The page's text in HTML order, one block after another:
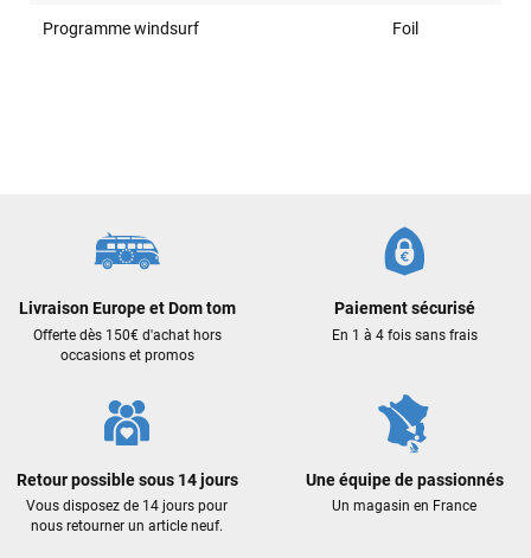
Programme windsurf Foil
Livraison Europe et Dom tom
Offerte dès 150€ d'achat hors
occasions et promos
Paiement sécurisé
En 1 à 4 fois sans frais
Retour possible sous 14 jours
Vous disposez de 14 jours pour
nous retourner un article neuf.
Une équipe de passionnés
Un magasin en France
Maronui RICHMOND
J'ai acheté une voile d'occasion depuis Tahiti. Super service.
Mauruuru roa.